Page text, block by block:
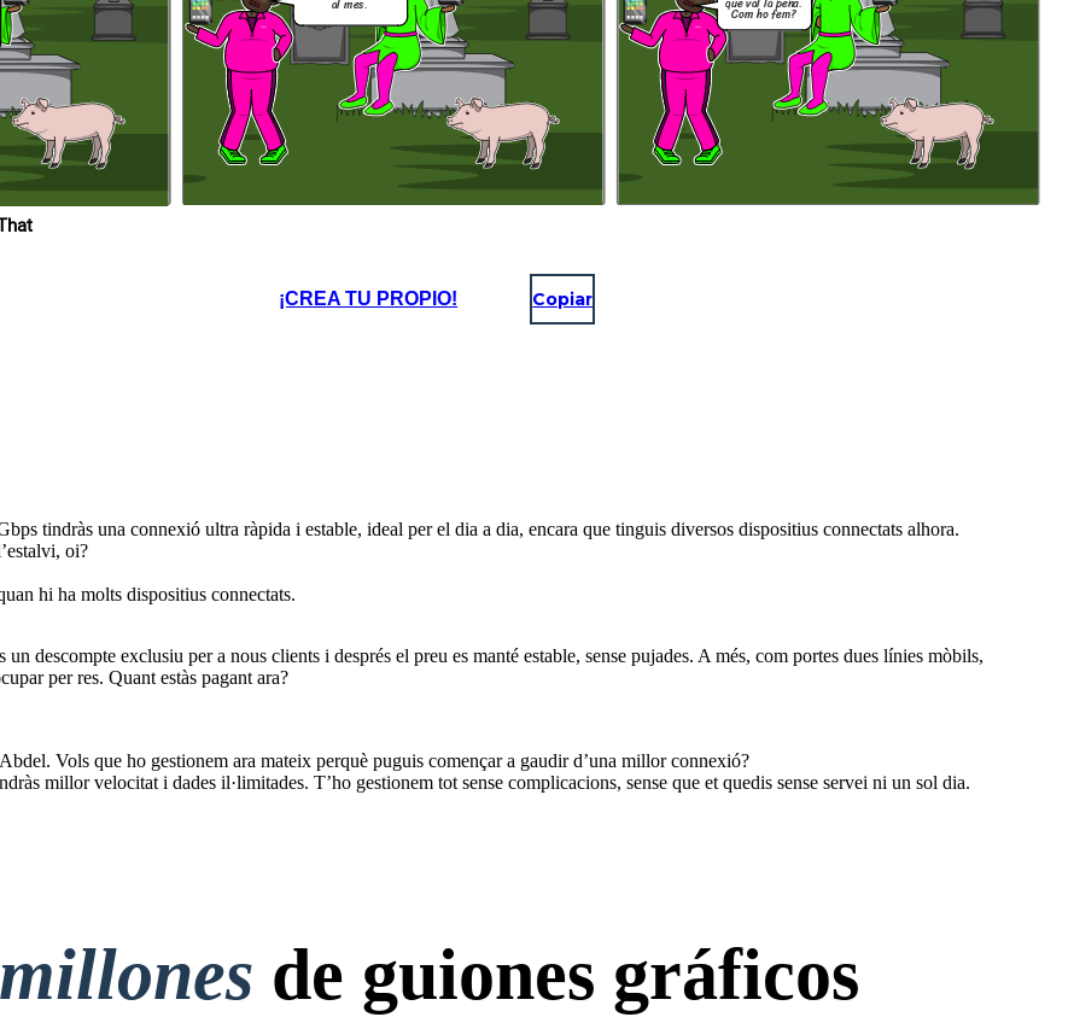
al mes. Com ho fem?
¡CREA TU PROPIO! Copiar
tindràs una connexió ultra ràpida i estable, ideal per el dia a dia, encara que tinguis diversos dispositius connectats alhora.
oi?
hi ha molts dispositius connectats.
descompte exclusiu per a nous clients i després el preu es manté estable, sense pujades. A més, com portes dues línies mòbils,
per res. Quant estàs pagant ara?
Vols que ho gestionem ara mateix perquè puguis començar a gaudir d’una millor connexió?
millor velocitat i dades il·limitades. T’ho gestionem tot sense complicacions, sense que et quedis sense servei ni un sol dia.
de guiones gráficos